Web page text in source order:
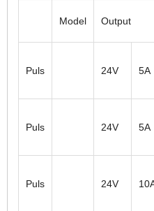
Model Output
Puls 24V 5A
Puls 24V 5A
Puls 24V